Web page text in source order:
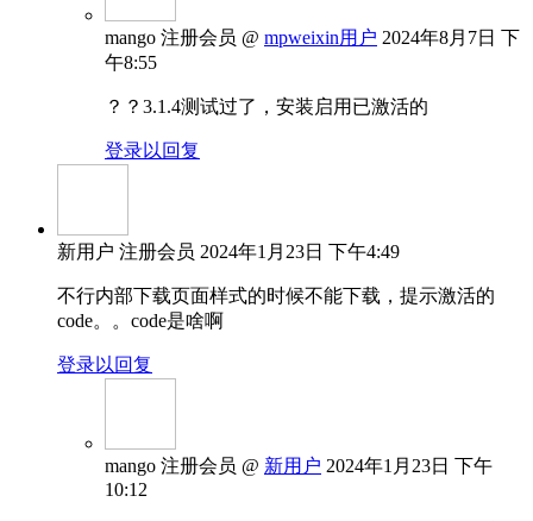
mango 注册会员 @ mpweixin用户 2024年8月7日 下
午8:55
？？3.1.4测试过了，安装启用已激活的
登录以回复
新用户 注册会员 2024年1月23日 下午4:49
不行内部下载页面样式的时候不能下载，提示激活的
code。。code是啥啊
登录以回复
mango 注册会员 @ 新用户 2024年1月23日 下午
10:12